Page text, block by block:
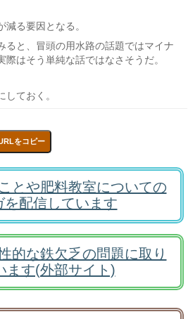
る要因となる。
ると、冒頭の用水路の話題ではマイナ
はそう単純な話ではなさそうだ。
ておく。
をコピー
とや肥料教室についての
を配信しています
的な鉄欠乏の問題に取り
ます(外部サイト)